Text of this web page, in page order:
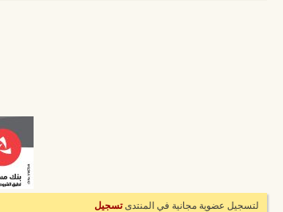
لتسجيل عضوية مجانية في المنتدىتسجيل